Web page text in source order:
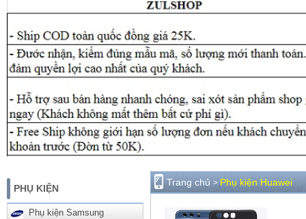
PHỤ KIỆN
Phụ kiện Samsung
Trang chủ > Phụ kiện Huawei